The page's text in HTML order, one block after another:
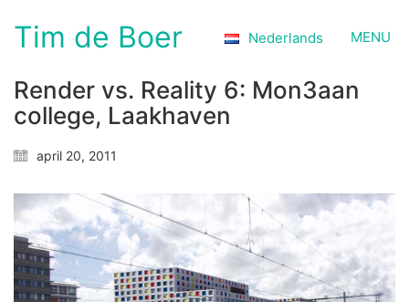
Tim de Boer Nederlands MENU
Render vs. Reality 6: Mon3aan
college, Laakhaven
april 20, 2011